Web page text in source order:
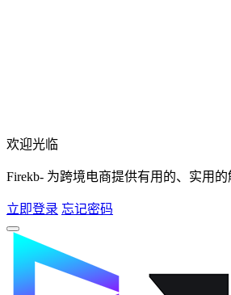
欢迎光临
Firekb- 为跨境电商提供有用的、实用的
立即登录 忘记密码